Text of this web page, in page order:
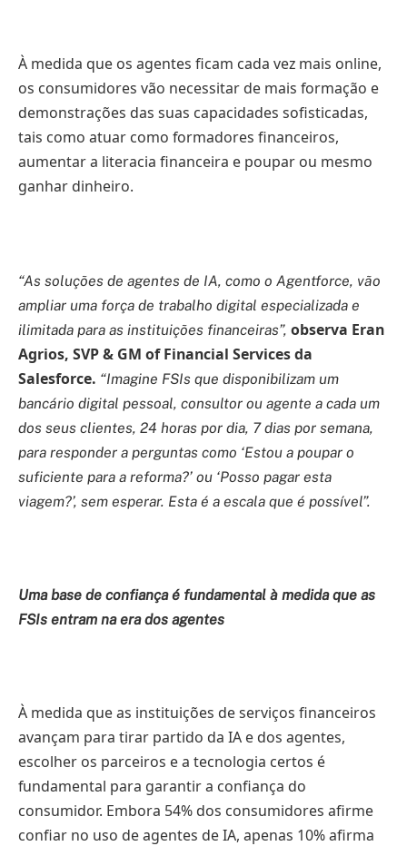
À medida que os agentes ficam cada vez mais online,
os consumidores vão necessitar de mais formação e
demonstrações das suas capacidades sofisticadas,
tais como atuar como formadores financeiros,
aumentar a literacia financeira e poupar ou mesmo
ganhar dinheiro.
“As soluções de agentes de IA, como o Agentforce, vão
ampliar uma força de trabalho digital especializada e
ilimitada para as instituições financeiras”, observa Eran
Agrios, SVP & GM of Financial Services da
Salesforce. “Imagine FSIs que disponibilizam um
bancário digital pessoal, consultor ou agente a cada um
dos seus clientes, 24 horas por dia, 7 dias por semana,
para responder a perguntas como ‘Estou a poupar o
suficiente para a reforma?’ ou ‘Posso pagar esta
viagem?’, sem esperar. Esta é a escala que é possível”.
Uma base de confiança é fundamental à medida que as
FSIs entram na era dos agentes
À medida que as instituições de serviços financeiros
avançam para tirar partido da IA ​​e dos agentes,
escolher os parceiros e a tecnologia certos é
fundamental para garantir a confiança do
consumidor. Embora 54% dos consumidores afirme
confiar no uso de agentes de IA, apenas 10% afirma